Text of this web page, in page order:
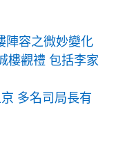
陣容之微妙變化
樓觀禮 包括李家
多名司局長有